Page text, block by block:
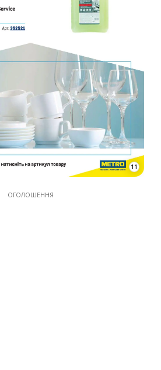
11
ОГОЛОШЕННЯ